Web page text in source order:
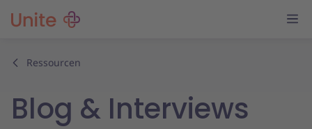
Ressourcen
Blog & Interviews